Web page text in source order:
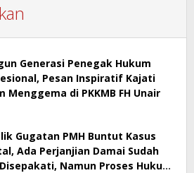
Generasi Penegak Hukum
Pesan Inspiratif Kajati
Menggema di PKKMB FH Unair
Gugatan PMH Buntut Kasus
Ada Perjanjian Damai Sudah
Namun Proses Hukum